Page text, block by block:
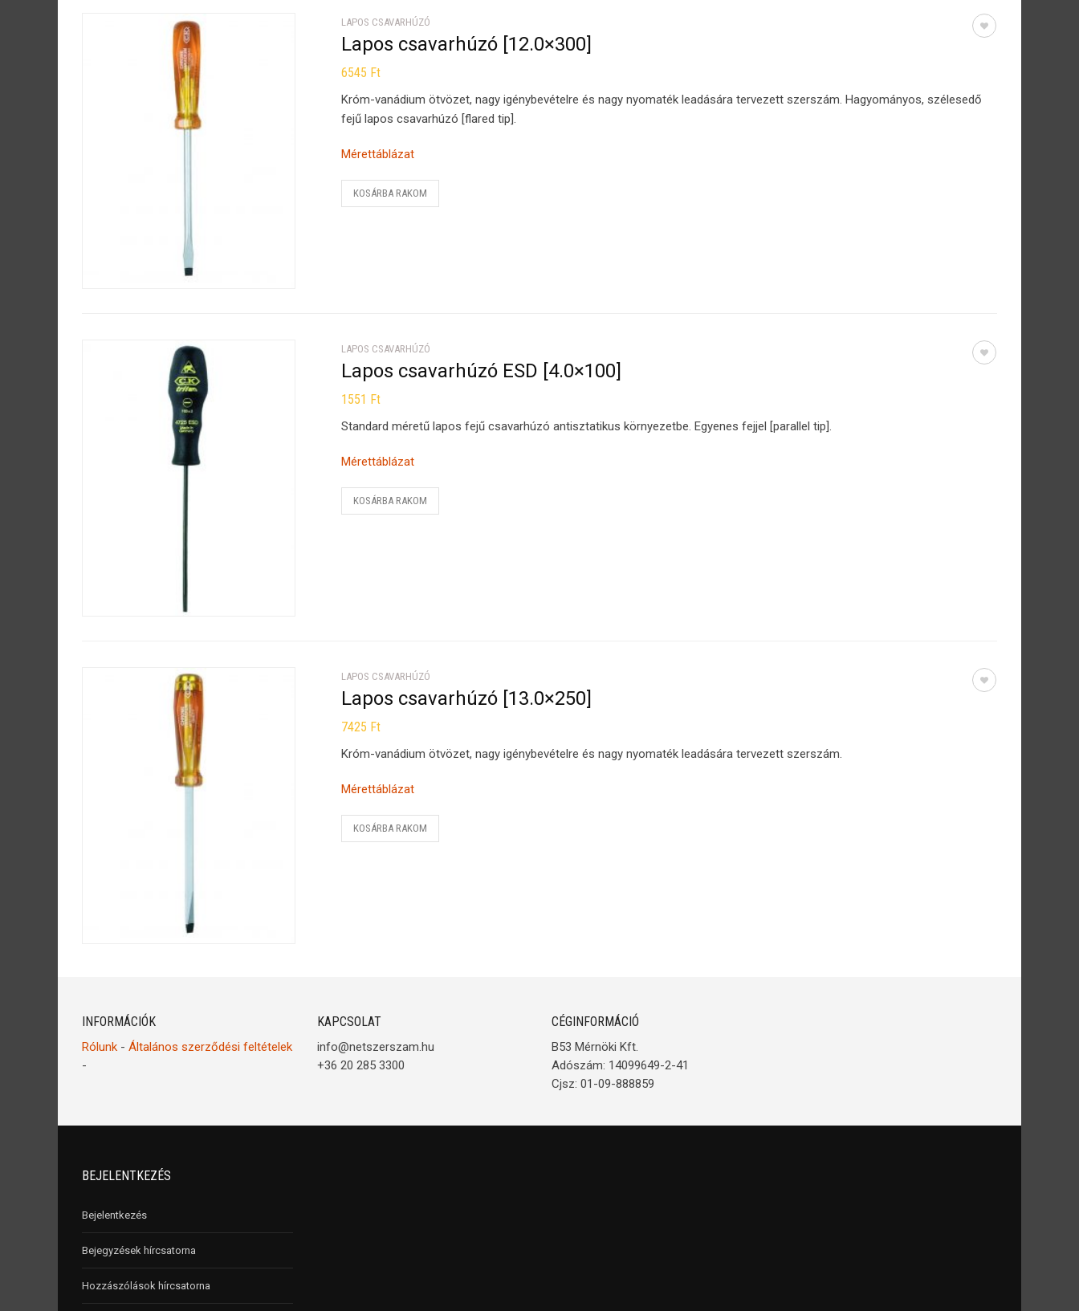
LAPOS CSAVARHÚZÓ
Lapos csavarhúzó [12.0×300]
6545 Ft
Króm-vanádium ötvözet, nagy igénybevételre és nagy nyomaték leadására tervezett szerszám. Hagyományos, szélesedő
fejű lapos csavarhúzó [flared tip].
Mérettáblázat
KOSÁRBA RAKOM
LAPOS CSAVARHÚZÓ
Lapos csavarhúzó ESD [4.0×100]
1551 Ft
Standard méretű lapos fejű csavarhúzó antisztatikus környezetbe. Egyenes fejjel [parallel tip].
Mérettáblázat
KOSÁRBA RAKOM
LAPOS CSAVARHÚZÓ
Lapos csavarhúzó [13.0×250]
7425 Ft
Króm-vanádium ötvözet, nagy igénybevételre és nagy nyomaték leadására tervezett szerszám.
Mérettáblázat
KOSÁRBA RAKOM
INFORMÁCIÓK
Rólunk - Általános szerződési feltételek
-
KAPCSOLAT
info@netszerszam.hu
+36 20 285 3300
CÉGINFORMÁCIÓ
B53 Mérnöki Kft.
Adószám: 14099649-2-41
Cjsz: 01-09-888859
BEJELENTKEZÉS
Bejelentkezés
Bejegyzések hírcsatorna
Hozzászólások hírcsatorna